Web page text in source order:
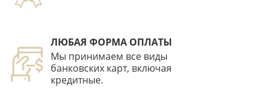
ЛЮБАЯ ФОРМА ОПЛАТЫ
Мы принимаем все виды
банковских карт, включая
кредитные.